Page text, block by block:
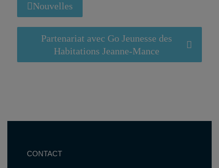
Nouvelles
Partenariat avec Go Jeunesse des
Habitations Jeanne-Mance
CONTACT